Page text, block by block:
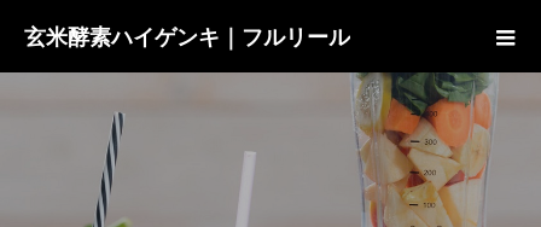
玄米酵素ハイゲンキ｜フルリール